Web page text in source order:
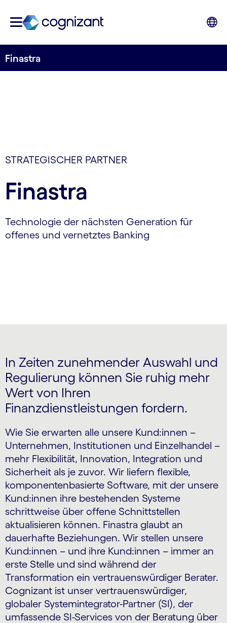
Finastra
STRATEGISCHER PARTNER
Finastra
Technologie der nächsten Generation für
offenes und vernetztes Banking
In Zeiten zunehmender Auswahl und
Regulierung können Sie ruhig mehr
Wert von Ihren
Finanzdienstleistungen fordern.
Wie Sie erwarten alle unsere Kund:innen –
Unternehmen, Institutionen und Einzelhandel –
mehr Flexibilität, Innovation, Integration und
Sicherheit als je zuvor. Wir liefern flexible,
komponentenbasierte Software, mit der unsere
Kund:innen ihre bestehenden Systeme
schrittweise über offene Schnittstellen
aktualisieren können. Finastra glaubt an
dauerhafte Beziehungen. Wir stellen unsere
Kund:innen – und ihre Kund:innen – immer an
erste Stelle und sind während der
Transformation ein vertrauenswürdiger Berater.
Cognizant ist unser vertrauenswürdiger,
globaler Systemintegrator-Partner (SI), der
umfassende SI-Services von der Beratung über